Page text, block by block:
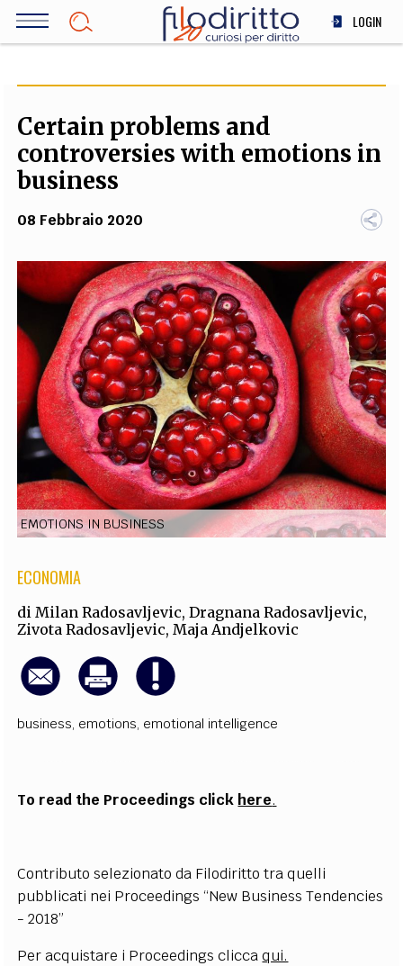
Salta
LOGIN
SOCIETÀ
MEDICINA
TEAM
FILODIRITTO REDAZIONE COMITATO SCIENTIFICO AUTORI CURATORI
FOTOGRAFI PARTNER COLLABORA CON NOI
EXTRA
CODICI RUBRICHE LIBRI PROCEEDINGS PUBBLICITÀ CONTATTI
SOCIAL MEDIA
Certain problems and
controversies with emotions in
business
08 Febbraio 2020
EMOTIONS IN BUSINESS
ECONOMIA
di Milan Radosavljevic,Dragnana Radosavljevic,
Zivota Radosavljevic, Maja Andjelkovic
business, emotions, emotional intelligence
To read the Proceedings click here.
Contributo selezionato da Filodiritto tra quelli
pubblicati nei Proceedings “New Business Tendencies
- 2018”
Per acquistare i Proceedings cliccaqui.